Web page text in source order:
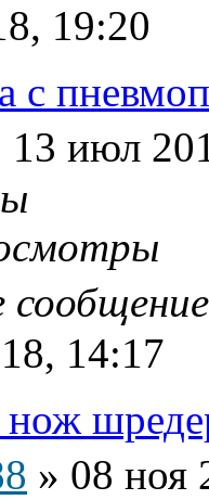
19:20
с
13 июл
14:17
» 08 ноя